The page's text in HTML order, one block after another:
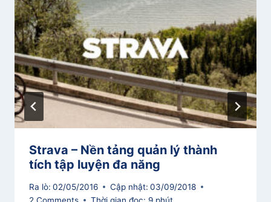
Strava – Nền tảng quản lý thành
tích tập luyện đa năng
Ra lò: 02/05/2016 Cập nhật: 03/09/2018